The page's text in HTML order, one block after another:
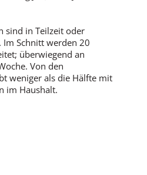
sind in Teilzeit oder
Schnitt werden 20
überwiegend an
Von den
weniger als die Hälfte mit
im Haushalt.